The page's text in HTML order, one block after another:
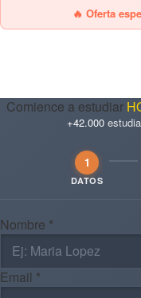
🔥 Oferta
Comience a estudiar
+42.000
1
DATOS
Nombre *
Email *